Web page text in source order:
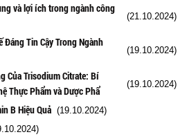
và lợi ích trong ngành công
(21.10.2024)
Đáng Tin Cậy Trong Ngành
(19.10.2024)
Của Trisodium Citrate: Bí
Thực Phẩm và Dược Phẩ
(19.10.2024)
B Hiệu Quả (19.10.2024)